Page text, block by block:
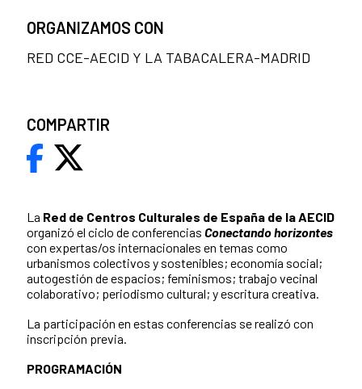
La Red de Centros Culturales de España de la AECID
organizó el ciclo de conferencias Conectando horizontes
con expertas/os internacionales en temas como
urbanismos colectivos y sostenibles; economía social;
autogestión de espacios; feminismos; trabajo vecinal
colaborativo; periodismo cultural; y escritura creativa.
La participación en estas conferencias se realizó con
inscripción previa.
PROGRAMACIÓN
ORGANIZAMOS CON
RED CCE-AECID Y LA TABACALERA-MADRID
COMPARTIR